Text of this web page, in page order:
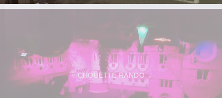
CHOUETTE RANDO